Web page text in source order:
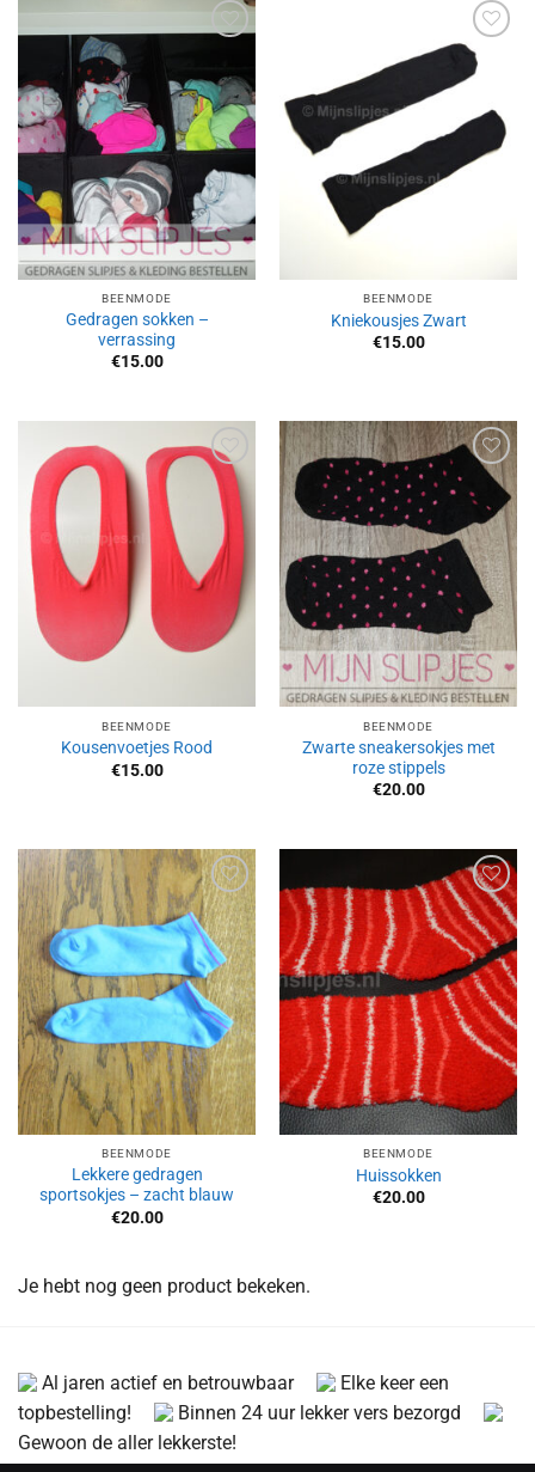
toevoegen
BEENMODE
Gedragen sokken –
verrassing
€15.00
Aan
verlanglijst
toevoegen
BEENMODE
Kniekousjes Zwart
€15.00
Aan
verlanglijst
toevoegen
BEENMODE
Kousenvoetjes Rood
€15.00
Aan
verlanglijst
toevoegen
BEENMODE
Zwarte sneakersokjes met
roze stippels
€20.00
Aan
verlanglijst
toevoegen
BEENMODE
Lekkere gedragen
sportsokjes – zacht blauw
€20.00
Aan
verlanglijst
toevoegen
BEENMODE
Huissokken
€20.00
Je hebt nog geen product bekeken.
Al jaren actief en betrouwbaar
Elke keer een
topbestelling!
Binnen 24 uur lekker vers bezorgd
Gewoon de aller lekkerste!